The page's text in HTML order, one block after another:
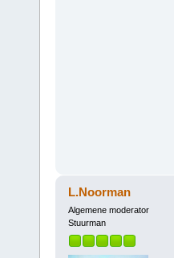
L.Noorman
Algemene moderator
Stuurman